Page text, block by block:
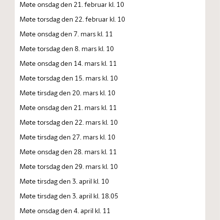
Møte onsdag den 21. februar kl. 10
Møte torsdag den 22. februar kl. 10
Møte onsdag den 7. mars kl. 11
Møte torsdag den 8. mars kl. 10
Møte onsdag den 14. mars kl. 11
Møte torsdag den 15. mars kl. 10
Møte tirsdag den 20. mars kl. 10
Møte onsdag den 21. mars kl. 11
Møte torsdag den 22. mars kl. 10
Møte tirsdag den 27. mars kl. 10
Møte onsdag den 28. mars kl. 11
Møte torsdag den 29. mars kl. 10
Møte tirsdag den 3. april kl. 10
Møte tirsdag den 3. april kl. 18.05
Møte onsdag den 4. april kl. 11